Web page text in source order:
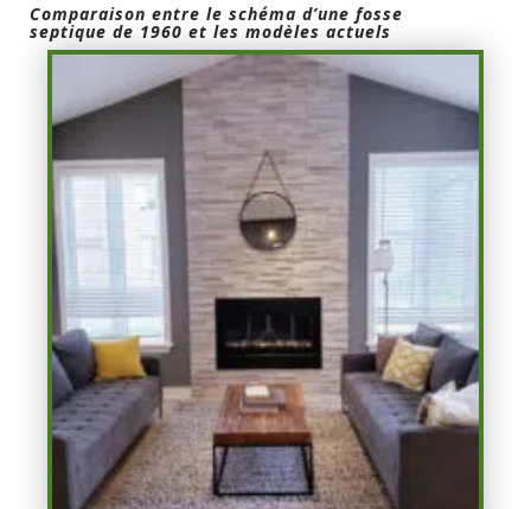
Comparaison entre le schéma d’une fosse
septique de 1960 et les modèles actuels